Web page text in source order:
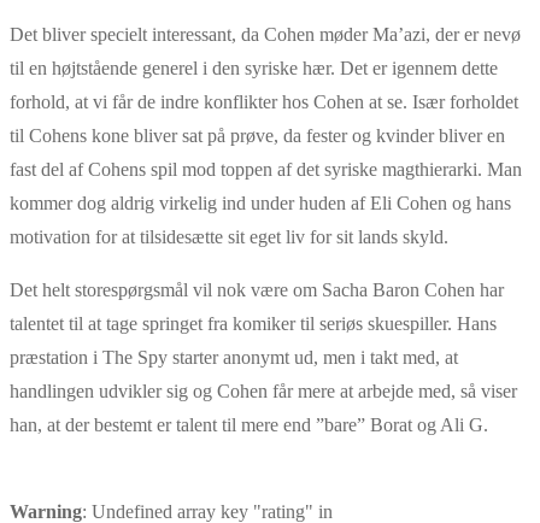
Det bliver specielt interessant, da Cohen møder Ma’azi, der er nevø
til en højtstående generel i den syriske hær. Det er igennem dette
forhold, at vi får de indre konflikter hos Cohen at se. Især forholdet
til Cohens kone bliver sat på prøve, da fester og kvinder bliver en
fast del af Cohens spil mod toppen af det syriske magthierarki. Man
kommer dog aldrig virkelig ind under huden af Eli Cohen og hans
motivation for at tilsidesætte sit eget liv for sit lands skyld.
Det helt storespørgsmål vil nok være om Sacha Baron Cohen har
talentet til at tage springet fra komiker til seriøs skuespiller. Hans
præstation i The Spy starter anonymt ud, men i takt med, at
handlingen udvikler sig og Cohen får mere at arbejde med, så viser
han, at der bestemt er talent til mere end ”bare” Borat og Ali G.
Warning: Undefined array key "rating" in